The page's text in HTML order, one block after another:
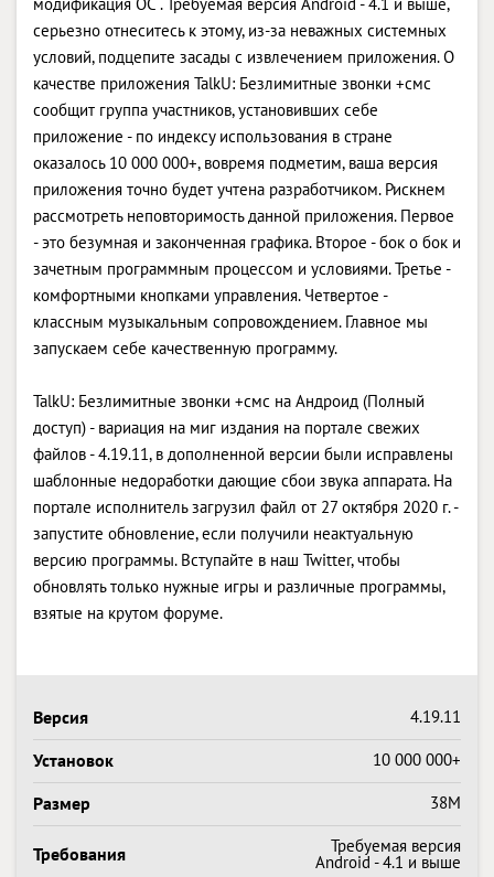
серьезно отнеситесь к этому, из-за неважных системных
условий, подцепите засады с извлечением приложения. О
качестве приложения TalkU: Безлимитные звонки +смс
сообщит группа участников, установивших себе
приложение - по индексу использования в стране
оказалось 10 000 000+, вовремя подметим, ваша версия
приложения точно будет учтена разработчиком. Рискнем
рассмотреть неповторимость данной приложения. Первое
- это безумная и законченная графика. Второе - бок о бок и
зачетным программным процессом и условиями. Третье -
комфортными кнопками управления. Четвертое -
классным музыкальным сопровождением. Главное мы
запускаем себе качественную программу.
TalkU: Безлимитные звонки +смс на Андроид (Полный
доступ) - вариация на миг издания на портале свежих
файлов - 4.19.11, в дополненной версии были исправлены
шаблонные недоработки дающие сбои звука аппарата. На
портале исполнитель загрузил файл от 27 октября 2020 г. -
запустите обновление, если получили неактуальную
версию программы. Вступайте в наш Twitter, чтобы
обновлять только нужные игры и различные программы,
взятые на крутом форуме.
Версия 4.19.11
Установок 10 000 000+
Размер 38M
Требования Требуемая версия
Android - 4.1 и выше